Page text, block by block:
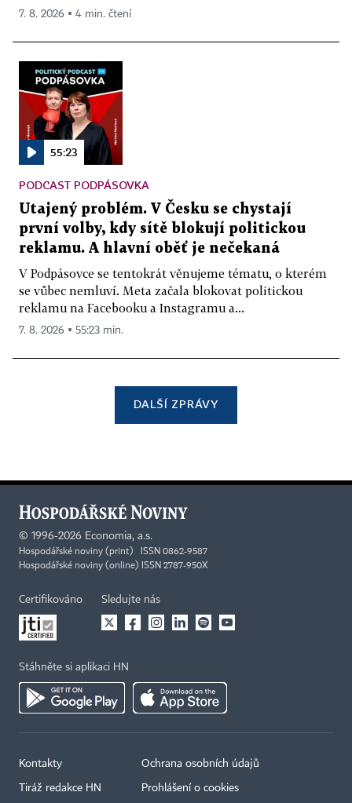
7. 8. 2026 ▪ 4 min. čtení
55:23
PODCAST PODPÁSOVKA
Utajený problém. V Česku se chystají
první volby, kdy sítě blokují politickou
reklamu. A hlavní oběť je nečekaná
V Podpásovce se tentokrát věnujeme tématu, o kterém
se vůbec nemluví. Meta začala blokovat politickou
reklamu na Facebooku a Instagramu a...
7. 8. 2026 ▪ 55:23 min.
DALŠÍ ZPRÁVY
© 1996-2026 Economia, a.s.
Hospodářské noviny (print) ISSN 0862-9587
Hospodářské noviny (online) ISSN 2787-950X
Certifikováno Sledujte nás
Stáhněte si aplikaci HN
Kontakty
Tiráž redakce HN
Ochrana osobních údajů
Prohlášení o cookies